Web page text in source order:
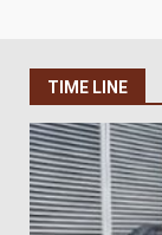
TIME LINE